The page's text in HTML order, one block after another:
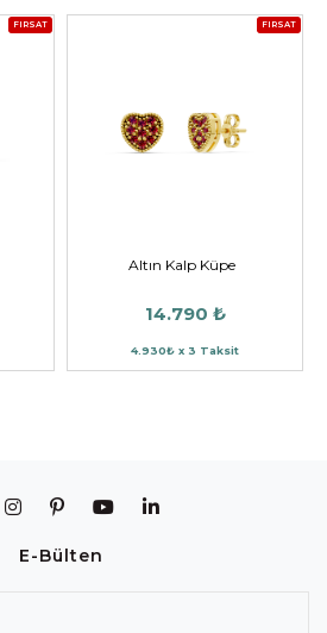
FIRSAT FIRSAT
Altın Kalp Küpe
14.790 ₺
4.930₺ x 3 Taksit
E-Bülten